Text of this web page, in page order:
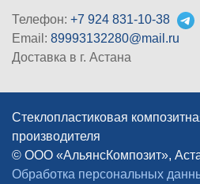
Телефон: +7 924 831-10-38
Email: 89993132280@mail.ru
Доставка в г. Астана
Стеклопластиковая
производителя
© ООО «АльянсКомпозит»,
Обработка персональных